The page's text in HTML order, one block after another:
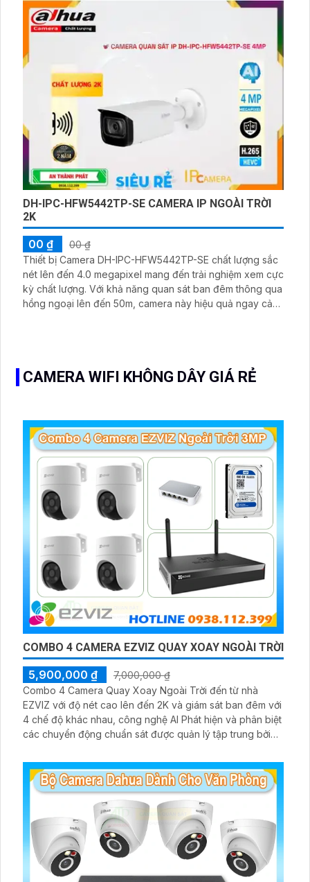
thị,cửa hàng,siêu thị,văn phòng,
DH-IPC-HFW5442TP-SE CAMERA IP NGOÀI TRỜI
2K
00 ₫
00 ₫
Thiết bị Camera DH-IPC-HFW5442TP-SE chất lượng sắc
nét lên đến 4.0 megapixel mang đến trải nghiệm xem cực
kỳ chất lượng. Với khả năng quan sát ban đêm thông qua
hồng ngoại lên đến 50m, camera này hiệu quả ngay cả
CAMERA WIFI KHÔNG DÂY GIÁ RẺ
COMBO 4 CAMERA EZVIZ QUAY XOAY NGOÀI TRỜI
5,900,000 ₫
7,000,000 ₫
Combo 4 Camera Quay Xoay Ngoài Trời đến từ nhà
EZVIZ với độ nét cao lên đến 2K và giám sát ban đêm với
4 chế độ khác nhau, công nghệ AI Phát hiện và phân biệt
các chuyển động chuẩn sát được quản lý tập trung bởi